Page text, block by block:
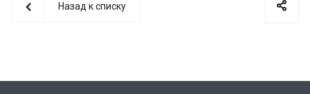
Назад к списку